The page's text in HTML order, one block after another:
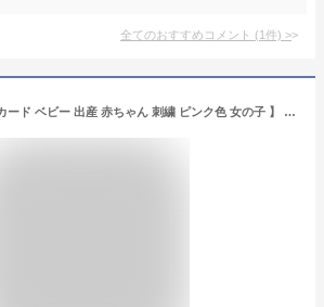
全てのおすすめコメント (1件) >
【 メッセージ カード ベビー 出産 赤ちゃん 刺繍 ピンク色 女の子 】 リーフ ワーク カンパニー グリーティング サンキュー ありがとう 大人向け ハンドメイド 手作り 封筒付き セット お祝い プレゼント ギフト おしゃれ 金箔加工 ポップアップカード ミニカード 寄せ書き 結婚式 卒業式 送別会 職場異動